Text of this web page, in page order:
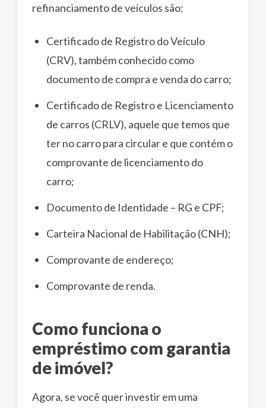
refinanciamento de veículos são:
Certificado de Registro do Veículo
(CRV), também conhecido como
documento de compra e venda do carro;
Certificado de Registro e Licenciamento
de carros (CRLV), aquele que temos que
ter no carro para circular e que contém o
comprovante de licenciamento do
carro;
Documento de Identidade – RG e CPF;
Carteira Nacional de Habilitação (CNH);
Comprovante de endereço;
Comprovante de renda.
Como funciona o
empréstimo com garantia
de imóvel?
Agora, se você quer investir em uma